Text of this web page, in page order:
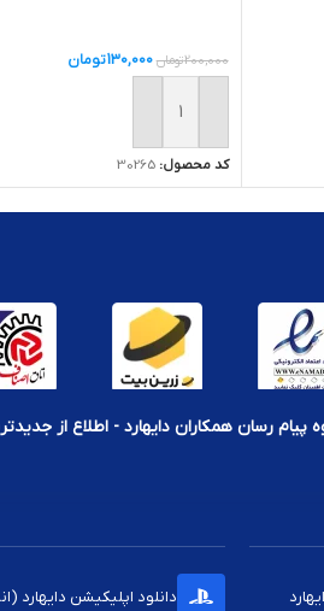
200,000تومان 130,000تومان
افزودن به سبد خرید
کد محصول:30265
رسان همکاران دایهارد - اطلاع از
دانلود اپلیکیشن دایهارد